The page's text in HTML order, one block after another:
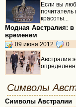
Если вы
почитатель
красоты...
Модная Австралия: в
временем
09 июня 2012 0
Австралия
Символы
Символы Австралии